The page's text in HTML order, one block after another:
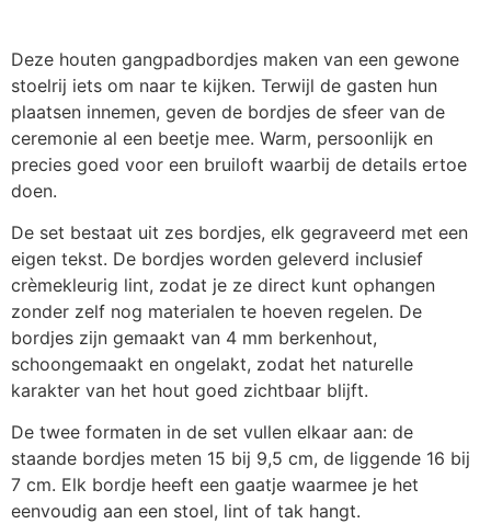
Deze houten gangpadbordjes maken van een gewone
stoelrij iets om naar te kijken. Terwijl de gasten hun
plaatsen innemen, geven de bordjes de sfeer van de
ceremonie al een beetje mee. Warm, persoonlijk en
precies goed voor een bruiloft waarbij de details ertoe
doen.
De set bestaat uit zes bordjes, elk gegraveerd met een
eigen tekst. De bordjes worden geleverd inclusief
crèmekleurig lint, zodat je ze direct kunt ophangen
zonder zelf nog materialen te hoeven regelen. De
bordjes zijn gemaakt van 4 mm berkenhout,
schoongemaakt en ongelakt, zodat het naturelle
karakter van het hout goed zichtbaar blijft.
De twee formaten in de set vullen elkaar aan: de
staande bordjes meten 15 bij 9,5 cm, de liggende 16 bij
7 cm. Elk bordje heeft een gaatje waarmee je het
eenvoudig aan een stoel, lint of tak hangt.